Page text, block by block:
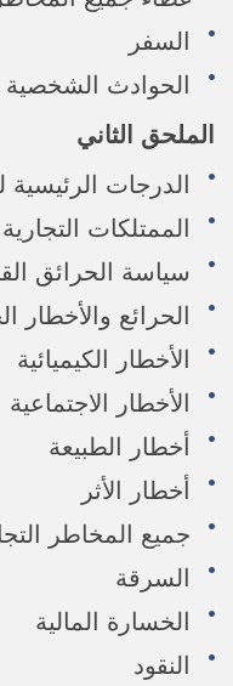
السفر
الحوادث
الملحق الثاني
الدرجات الرئيسية
الممتلكات التجارية
سياسة الحرائق
الحرائع والأخطار
الأخطار الكيميائية
الأخطار الاجتماعية
أخطار الطبيعة
أخطار الأثر
جميع المخاطر
السرقة
الخسارة المالية
النقود